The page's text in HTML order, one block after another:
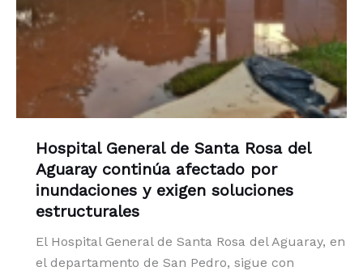
Hospital General de Santa Rosa del
Aguaray continúa afectado por
inundaciones y exigen soluciones
estructurales
El Hospital General de Santa Rosa del Aguaray, en
el departamento de San Pedro, sigue con